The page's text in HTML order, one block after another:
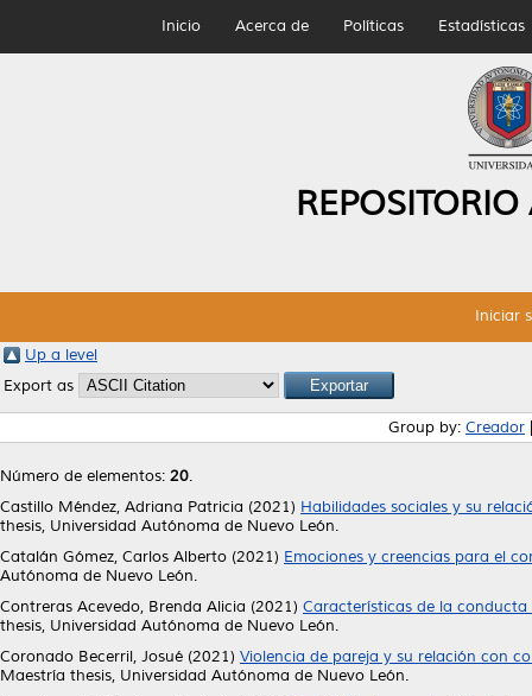
Inicio Acerca de Políticas Estadísticas
Iniciar
Up a level
Export as
Group by: Creador
Número de elementos: 20.
Castillo Méndez, Adriana Patricia (2021) Habilidades sociales y su
thesis, Universidad Autónoma de Nuevo León.
Catalán Gómez, Carlos Alberto (2021) Emociones y creencias para el
Autónoma de Nuevo León.
Contreras Acevedo, Brenda Alicia (2021) Características de la
thesis, Universidad Autónoma de Nuevo León.
Coronado Becerril, Josué (2021) Violencia de pareja y su relación con
Maestría thesis, Universidad Autónoma de Nuevo León.